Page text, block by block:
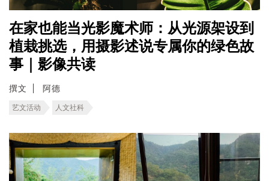
在家也能当光影魔术师：从光源架设到
植栽挑选，用摄影述说专属你的绿色故
事｜影像共读
撰文 阿德
艺文活动 人文社科